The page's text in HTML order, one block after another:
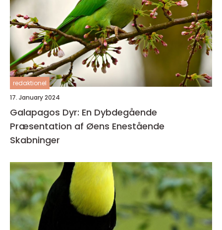
redaktionel
17. January 2024
Galapagos Dyr: En Dybdegående
Præsentation af Øens Enestående
Skabninger